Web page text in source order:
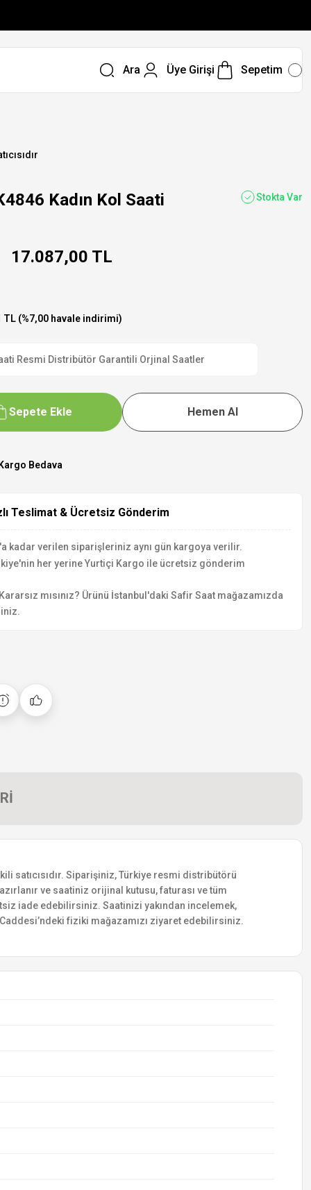
Ara Üye Girişi Sepetim
Kadın Kol Saati Stokta Var
17.087,00 TL
TL (%7,00 havale indirimi)
Resmi Distribütör Garantili Orjinal Saatler
Sepete Ekle Hemen Al
Kargo Bedava
Teslimat & Ücretsiz Gönderim
kadar verilen siparişleriniz aynı gün kargoya verilir.
her yerine Yurtiçi Kargo ile ücretsiz gönderim
Kararsız mısınız? Ürünü İstanbul'daki Safir Saat mağazamızda
satıcısıdır. Siparişiniz, Türkiye resmi distribütörü
ve saatiniz orijinal kutusu, faturası ve tüm
iade edebilirsiniz. Saatinizi yakından incelemek,
fiziki mağazamızı ziyaret edebilirsiniz.